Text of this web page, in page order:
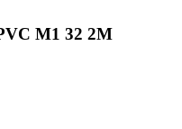
M1 32 2M